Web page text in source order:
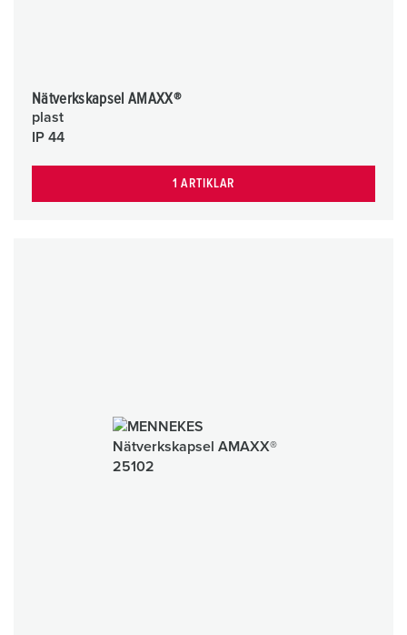
Nätverkskapsel AMAXX®
plast
IP 44
1 ARTIKLAR